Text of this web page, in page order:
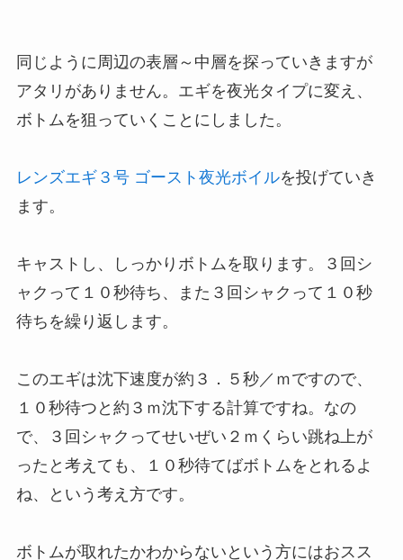
同じように周辺の表層～中層を探っていきますが
アタリがありません。エギを夜光タイプに変え、
ボトムを狙っていくことにしました。
レンズエギ３号 ゴースト夜光ボイルを投げていき
ます。
キャストし、しっかりボトムを取ります。３回シ
ャクって１０秒待ち、また３回シャクって１０秒
待ちを繰り返します。
このエギは沈下速度が約３．５秒／ｍですので、
１０秒待つと約３ｍ沈下する計算ですね。なの
で、３回シャクってせいぜい２ｍくらい跳ね上が
ったと考えても、１０秒待てばボトムをとれるよ
ね、という考え方です。
ボトムが取れたかわからないという方にはおスス